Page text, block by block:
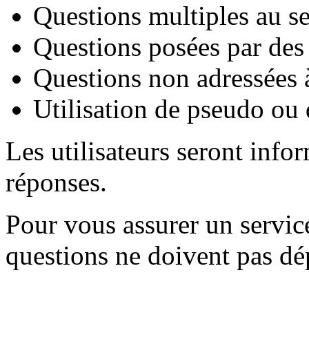
Questions multiples au
Questions posées par
Questions non adressées
Utilisation de pseudo ou
Les utilisateurs seront
réponses.
Pour vous assurer un
questions ne doivent pas